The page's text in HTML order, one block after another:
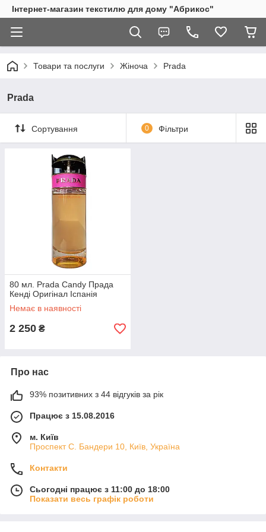
Інтернет-магазин текстилю для дому "Абрикос"
Товари та послуги Жіноча Prada
Prada
Сортування 0 Фільтри
80 мл. Prada Candy Прада
Кенді Оригінал Іспанія
Немає в наявності
2 250 ₴
Про нас
93% позитивних з 44 відгуків за рік
Працює з 15.08.2016
м. Київ
Проспект С. Бандери 10, Київ, Україна
Контакти
Сьогодні працює з 11:00 до 18:00
Показати весь графік роботи